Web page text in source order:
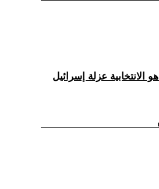
الانتخابية عزلة إسرائيل